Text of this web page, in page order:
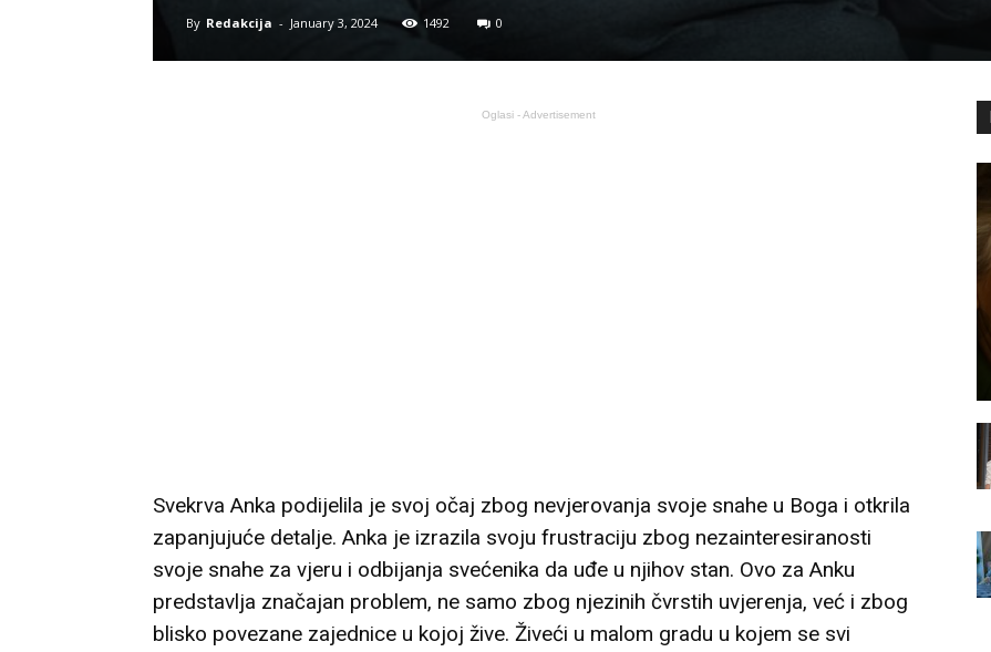
By Redakcija - January 3, 2024 1492 0
Oglasi - Advertisement
Svekrva Anka podijelila je svoj očaj zbog nevjerovanja svoje snahe u Boga i otkrila
zapanjujuće detalje. Anka je izrazila svoju frustraciju zbog nezainteresiranosti
svoje snahe za vjeru i odbijanja svećenika da uđe u njihov stan. Ovo za Anku
predstavlja značajan problem, ne samo zbog njezinih čvrstih uvjerenja, već i zbog
blisko povezane zajednice u kojoj žive. Živeći u malom gradu u kojem se svi